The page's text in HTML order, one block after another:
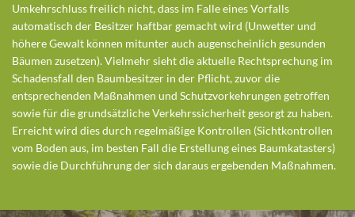
Umkehrschluss freilich nicht, dass im Falle eines Vorfalls
automatisch der Besitzer haftbar gemacht wird (Unwetter und
höhere Gewalt können mitunter auch augenscheinlich gesunden
Bäumen zusetzen). Vielmehr sieht die aktuelle Rechtsprechung im
Schadensfall den Baumbesitzer in der Pflicht, zuvor die
entsprechenden Maßnahmen und Schutzvorkehrungen getroffen
sowie für die grundsätzliche Verkehrssicherheit gesorgt zu haben.
Erreicht wird dies durch regelmäßige Kontrollen (Sichtkontrollen
vom Boden aus, im besten Fall die Erstellung eines Baumkatasters)
sowie die Durchführung der sich daraus ergebenden Maßnahmen.